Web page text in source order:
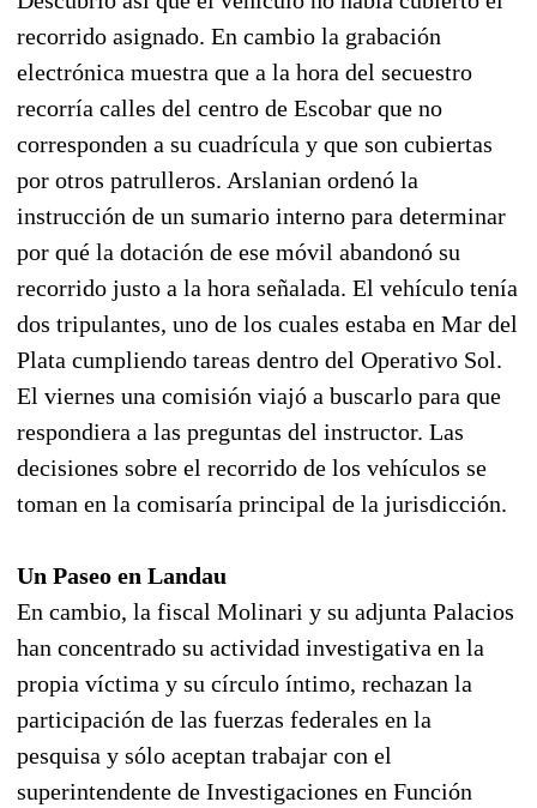
recorrido asignado. En cambio la grabación
electrónica muestra que a la hora del secuestro
recorría calles del centro de Escobar que no
corresponden a su cuadrícula y que son cubiertas
por otros patrulleros. Arslanian ordenó la
instrucción de un sumario interno para determinar
por qué la dotación de ese móvil abandonó su
recorrido justo a la hora señalada. El vehículo tenía
dos tripulantes, uno de los cuales estaba en Mar del
Plata cumpliendo tareas dentro del Operativo Sol.
El viernes una comisión viajó a buscarlo para que
respondiera a las preguntas del instructor. Las
decisiones sobre el recorrido de los vehículos se
toman en la comisaría principal de la jurisdicción.
Un Paseo en Landau
En cambio, la fiscal Molinari y su adjunta Palacios
han concentrado su actividad investigativa en la
propia víctima y su círculo íntimo, rechazan la
participación de las fuerzas federales en la
pesquisa y sólo aceptan trabajar con el
superintendente de Investigaciones en Función